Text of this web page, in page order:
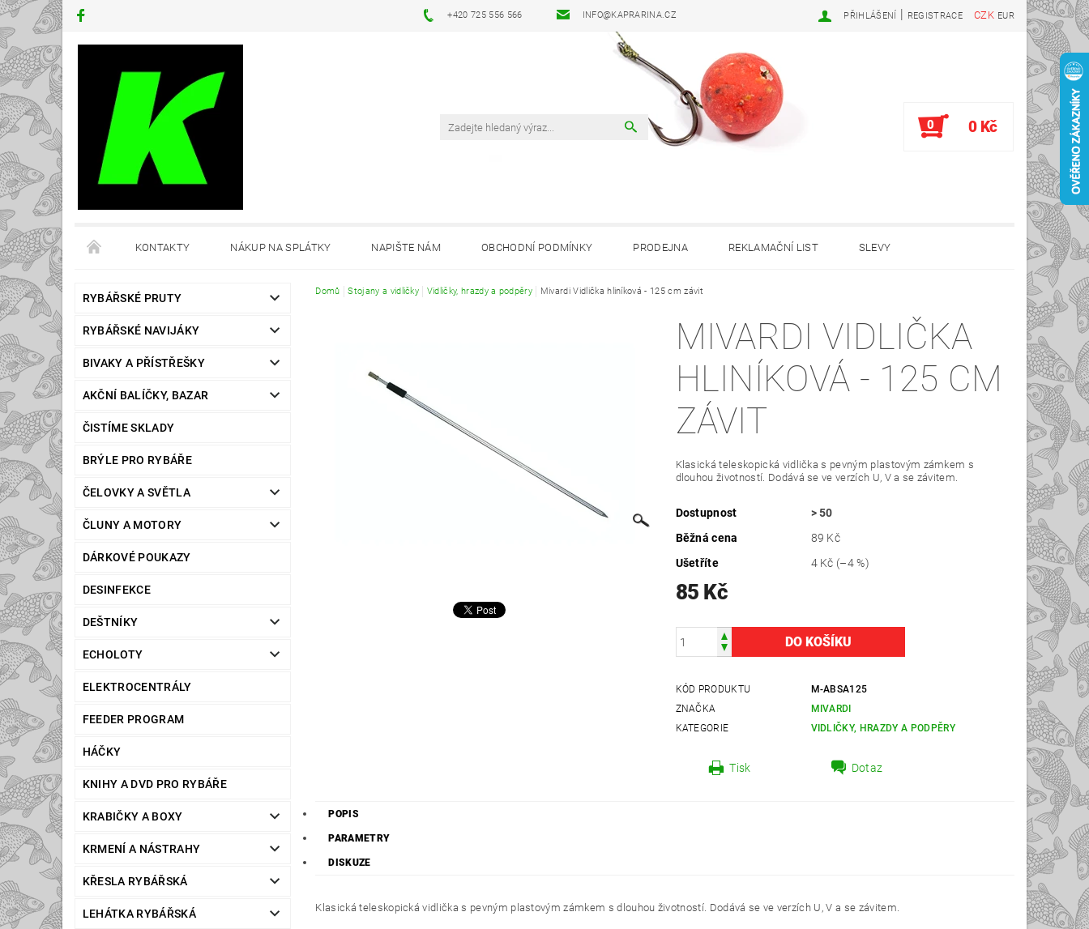
+420 725 556 566 INFO@KAPRARINA.CZ CZK EUR
PŘIHLÁŠENÍ | REGISTRACE
0 0 Kč
KONTAKTY NÁKUP NA SPLÁTKY NAPIŠTE NÁM OBCHODNÍ PODMÍNKY PRODEJNA REKLAMAČNÍ LIST SLEVY
RYBÁŘSKÉ PRUTY
RYBÁŘSKÉ NAVIJÁKY
BIVAKY A PŘÍSTŘEŠKY
AKČNÍ BALÍČKY, BAZAR
ČISTÍME SKLADY
BRÝLE PRO RYBÁŘE
ČELOVKY A SVĚTLA
ČLUNY A MOTORY
DÁRKOVÉ POUKAZY
DESINFEKCE
DEŠTNÍKY
ECHOLOTY
ELEKTROCENTRÁLY
FEEDER PROGRAM
HÁČKY
KNIHY A DVD PRO RYBÁŘE
KRABIČKY A BOXY
KRMENÍ A NÁSTRAHY
KŘESLA RYBÁŘSKÁ
LEHÁTKA RYBÁŘSKÁ
Domů Stojany a vidličky Vidličky, hrazdy a podpěry Mivardi Vidlička hliníková - 125 cm závit
MIVARDI VIDLIČKA
HLINÍKOVÁ - 125 CM
ZÁVIT
Klasická teleskopická vidlička s pevným plastovým zámkem s
dlouhou životností. Dodává se ve verzích U, V a se závitem.
Dostupnost
> 50
Běžná cena
89 Kč
Ušetříte
4 Kč (–4 %)
85 Kč
KÓD PRODUKTU
M-ABSA125
ZNAČKA
MIVARDI
KATEGORIE
VIDLIČKY, HRAZDY A PODPĚRY
Tisk Dotaz
POPIS
PARAMETRY
DISKUZE
Klasická teleskopická vidlička s pevným plastovým zámkem s dlouhou životností. Dodává se ve verzích U, V a se závitem.